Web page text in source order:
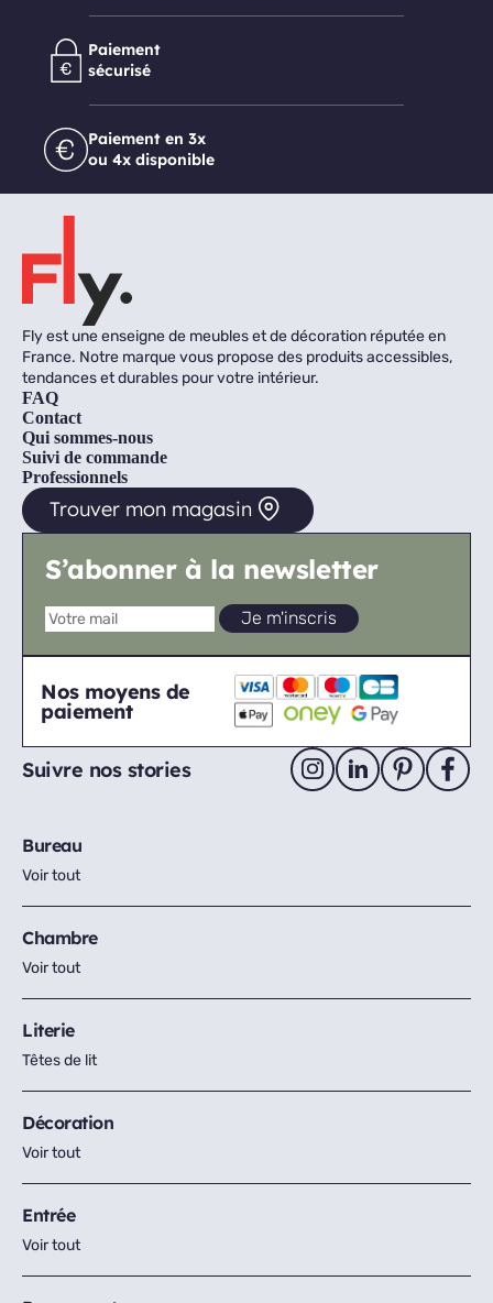
Paiement
sécurisé
Paiement en 3x
ou 4x disponible
Fly est une enseigne de meubles et de décoration réputée en
France. Notre marque vous propose des produits accessibles,
tendances et durables pour votre intérieur.
FAQ
Contact
Qui sommes-nous
Suivi de commande
Professionnels
Trouver mon magasin
S’abonner à la newsletter
Nos moyens de
paiement
Suivre nos stories
Bureau
Voir tout
Chambre
Voir tout
Literie
Têtes de lit
Décoration
Voir tout
Entrée
Voir tout